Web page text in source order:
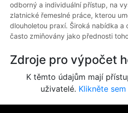
odborný a individuální přístup, na
zlatnické řemeslné práce, kterou
dlouholetou praxí. Široká nabídka a
často zmiňovány jako přednosti
Zdroje pro výpočet
K těmto údajům mají
uživatelé. Klikněte